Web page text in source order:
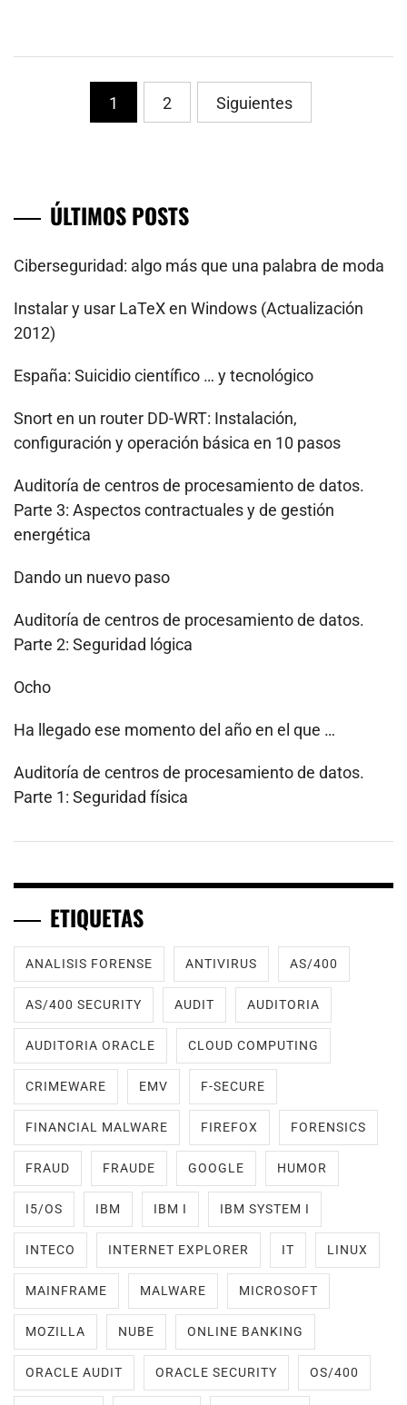
PaginaciÃ³n
1 2 Siguientes
ÚLTIMOS POSTS
Ciberseguridad: algo más que una palabra de moda
Instalar y usar LaTeX en Windows (Actualización
2012)
España: Suicidio científico … y tecnológico
Snort en un router DD-WRT: Instalación,
configuración y operación básica en 10 pasos
Auditoría de centros de procesamiento de datos.
Parte 3: Aspectos contractuales y de gestión
energética
Dando un nuevo paso
Auditoría de centros de procesamiento de datos.
Parte 2: Seguridad lógica
Ocho
Ha llegado ese momento del año en el que …
Auditoría de centros de procesamiento de datos.
Parte 1: Seguridad física
ETIQUETAS
ANALISIS FORENSE ANTIVIRUS AS/400
AS/400 SECURITY AUDIT AUDITORIA
AUDITORIA ORACLE CLOUD COMPUTING
CRIMEWARE EMV F-SECURE
FINANCIAL MALWARE FIREFOX FORENSICS
FRAUD FRAUDE GOOGLE HUMOR
I5/OS IBM IBM I IBM SYSTEM I
INTECO INTERNET EXPLORER IT LINUX
MAINFRAME MALWARE MICROSOFT
MOZILLA NUBE ONLINE BANKING
ORACLE AUDIT ORACLE SECURITY OS/400